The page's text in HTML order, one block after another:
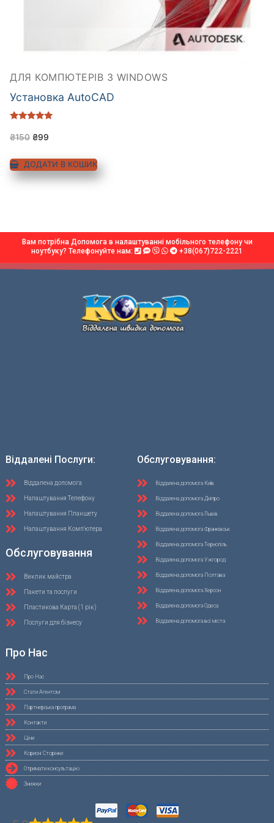
ДЛЯ КОМПЮТЕРІВ З WINDOWS
Установка AutoCAD
5.00
₴150 ₴99
ДОДАТИ В КОШИК
Вам потрібна Допомога в налаштуванні мобільного телефону чи
ноутбуку? Телефонуйте нам:
+38(067)722-2221
Віддалені Послуги:
Віддалена допомога
Налаштування Телефону
Налаштування Планшету
Налаштування Комп'ютера
Обслуговування
Виклик майстра
Пакети та послуги
Пластикова Карта (1 рік)
Послуги для бізнесу
Обслуговування:
Віддалена допомога Київ
Віддалена допомога Дніпро
Віддалена допомога Львів
Віддалена допомога Франківськ
Віддалена допомога Тернопіль
Віддалена допомога Ужгород
Віддалена допомога Полтава
Віддалена допомога Херсон
Віддалена допомога Одеса
Віддалена допомога всі міста
Про Нас
Про Нас
Стати Агентом
Партнерська програма
Контакти
Ціни
Корисні Сторінки
Отримати консультацію
Знижки